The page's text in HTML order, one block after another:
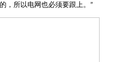
，所以电网也必须要跟上。 ”